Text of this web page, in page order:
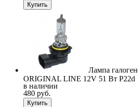
Купить
Лампа
ORIGINAL LINE 12V 51 Вт P22d
в наличии
480 руб.
Купить